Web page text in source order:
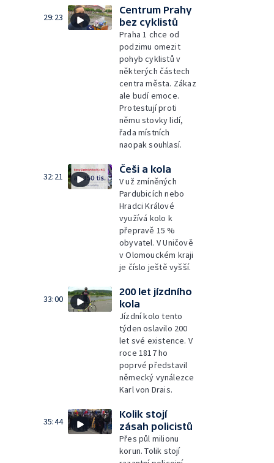
29:23
Centrum Prahy
bez cyklistů
Praha 1 chce od
podzimu omezit
pohyb cyklistů v
některých částech
centra města. Zákaz
ale budí emoce.
Protestují proti
němu stovky lidí,
řada místních
naopak souhlasí.
32:21
Češi a kola
V už zmíněných
Pardubicích nebo
Hradci Králové
využívá kolo k
přepravě 15 %
obyvatel. V Uničově
v Olomouckém kraji
je číslo ještě vyšší.
33:00
200 let jízdního
kola
Jízdní kolo tento
týden oslavilo 200
let své existence. V
roce 1817 ho
poprvé představil
německý vynálezce
Karl von Drais.
35:44
Kolik stojí
zásah policistů
Přes půl milionu
korun. Tolik stojí